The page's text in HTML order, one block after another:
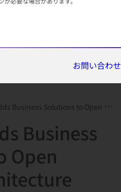
お問い合わせ
Solutions to Open Source Architecture...
Business
Open